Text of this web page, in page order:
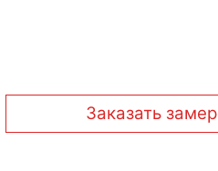
Заказать замер